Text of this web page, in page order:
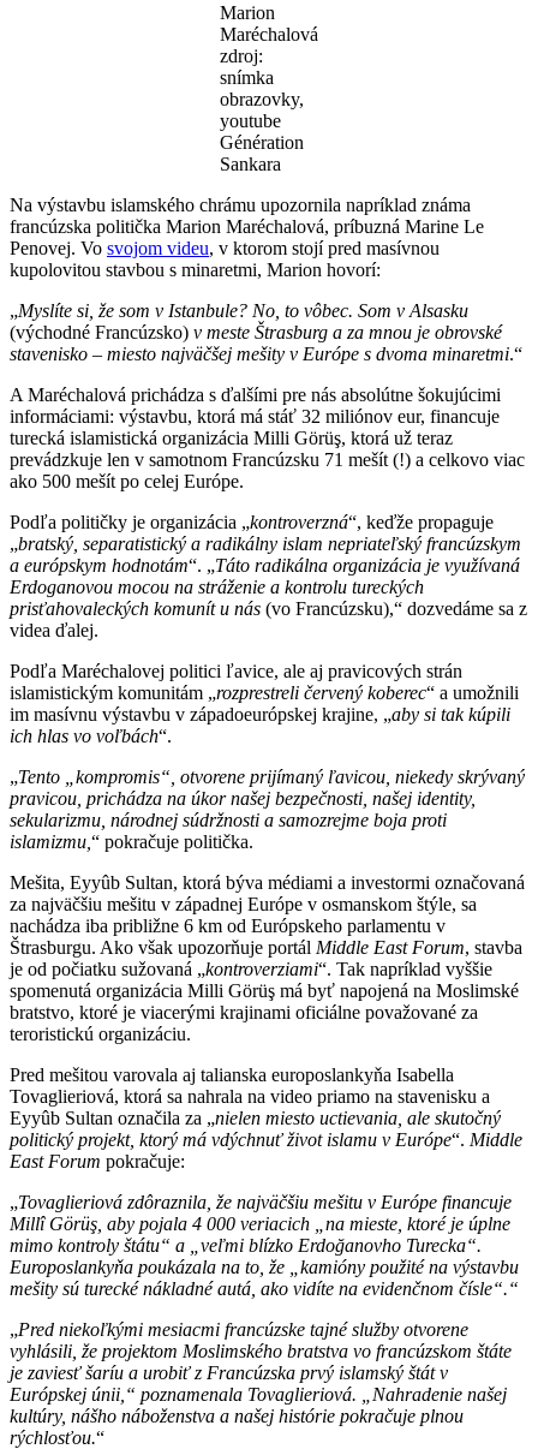
Marion
Maréchalová
zdroj:
snímka
obrazovky,
youtube
Génération
Sankara
Na výstavbu islamského chrámu upozornila napríklad známa
francúzska politička Marion Maréchalová, príbuzná Marine Le
Penovej. Vo svojom videu, v ktorom stojí pred masívnou
kupolovitou stavbou s minaretmi, Marion hovorí:
„Myslíte si, že som v Istanbule? No, to vôbec. Som v Alsasku
(východné Francúzsko) v meste Štrasburg a za mnou je obrovské
stavenisko – miesto najväčšej mešity v Európe s dvoma minaretmi.“
A Maréchalová prichádza s ďalšími pre nás absolútne šokujúcimi
informáciami: výstavbu, ktorá má stáť 32 miliónov eur, financuje
turecká islamistická organizácia Milli Görüş, ktorá už teraz
prevádzkuje len v samotnom Francúzsku 71 mešít (!) a celkovo viac
ako 500 mešít po celej Európe.
Podľa političky je organizácia „kontroverzná“, keďže propaguje
„bratský, separatistický a radikálny islam nepriateľský francúzskym
a európskym hodnotám“. „Táto radikálna organizácia je využívaná
Erdoganovou mocou na stráženie a kontrolu tureckých
prisťahovaleckých komunít u nás (vo Francúzsku),“ dozvedáme sa z
videa ďalej.
Podľa Maréchalovej politici ľavice, ale aj pravicových strán
islamistickým komunitám „rozprestreli červený koberec“ a umožnili
im masívnu výstavbu v západoeurópskej krajine, „aby si tak kúpili
ich hlas vo voľbách“.
„Tento „kompromis“, otvorene prijímaný ľavicou, niekedy skrývaný
pravicou, prichádza na úkor našej bezpečnosti, našej identity,
sekularizmu, národnej súdržnosti a samozrejme boja proti
islamizmu, “ pokračuje politička.
Mešita, Eyyûb Sultan, ktorá býva médiami a investormi označovaná
za najväčšiu mešitu v západnej Európe v osmanskom štýle, sa
nachádza iba približne 6 km od Európskeho parlamentu v
Štrasburgu. Ako však upozorňuje portál Middle East Forum, stavba
je od počiatku sužovaná „kontroverziami“. Tak napríklad vyššie
spomenutá organizácia Milli Görüş má byť napojená na Moslimské
bratstvo, ktoré je viacerými krajinami oficiálne považované za
teroristickú organizáciu.
Pred mešitou varovala aj talianska europoslankyňa Isabella
Tovaglieriová, ktorá sa nahrala na video priamo na stavenisku a
Eyyûb Sultan označila za „nielen miesto uctievania, ale skutočný
politický projekt, ktorý má vdýchnuť život islamu v Európe“. Middle
East Forum pokračuje:
„Tovaglieriová zdôraznila, že najväčšiu mešitu v Európe financuje
Millî Görüş, aby pojala 4 000 veriacich „na mieste, ktoré je úplne
mimo kontroly štátu“ a „veľmi blízko Erdoğanovho Turecka“.
Europoslankyňa poukázala na to, že „kamióny použité na výstavbu
mešity sú turecké nákladné autá, ako vidíte na evidenčnom čísle“.“
„Pred niekoľkými mesiacmi francúzske tajné služby otvorene
vyhlásili, že projektom Moslimského bratstva vo francúzskom štáte
je zaviesť šaríu a urobiť z Francúzska prvý islamský štát v
Európskej únii,“ poznamenala Tovaglieriová. „Nahradenie našej
kultúry, nášho náboženstva a našej histórie pokračuje plnou
rýchlosťou.“